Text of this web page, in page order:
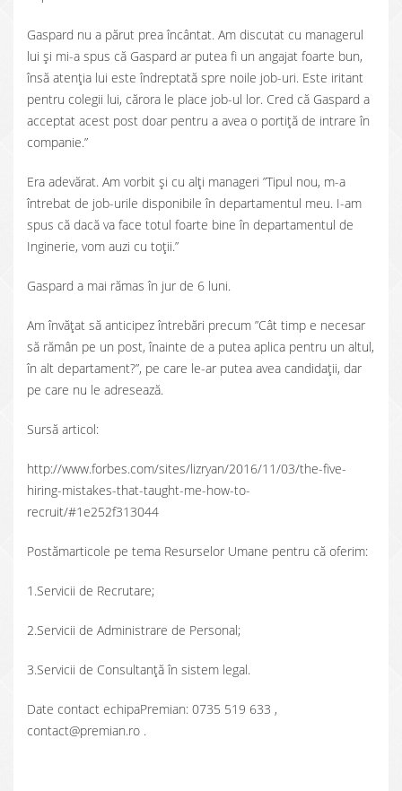
Gaspard nu a părut prea încântat. Am discutat cu managerul
lui și mi-a spus că Gaspard ar putea fi un angajat foarte bun,
însă atenția lui este îndreptată spre noile job-uri. Este iritant
pentru colegii lui, cărora le place job-ul lor. Cred că Gaspard a
acceptat acest post doar pentru a avea o portiță de intrare în
companie.”
Era adevărat. Am vorbit și cu alți manageri ”Tipul nou, m-a
întrebat de job-urile disponibile în departamentul meu. I-am
spus că dacă va face totul foarte bine în departamentul de
Inginerie, vom auzi cu toții.”
Gaspard a mai rămas în jur de 6 luni.
Am învățat să anticipez întrebări precum ”Cât timp e necesar
să rămân pe un post, înainte de a putea aplica pentru un altul,
în alt departament?”, pe care le-ar putea avea candidații, dar
pe care nu le adresează.
Sursă articol:
http://www.forbes.com/sites/lizryan/2016/11/03/the-five-
hiring-mistakes-that-taught-me-how-to-
recruit/#1e252f313044
Postămarticole pe tema Resurselor Umane pentru că oferim:
1.Servicii de Recrutare;
2.Servicii de Administrare de Personal;
3.Servicii de Consultanţă în sistem legal.
Date contact echipaPremian: 0735 519 633 ,
contact@premian.ro .